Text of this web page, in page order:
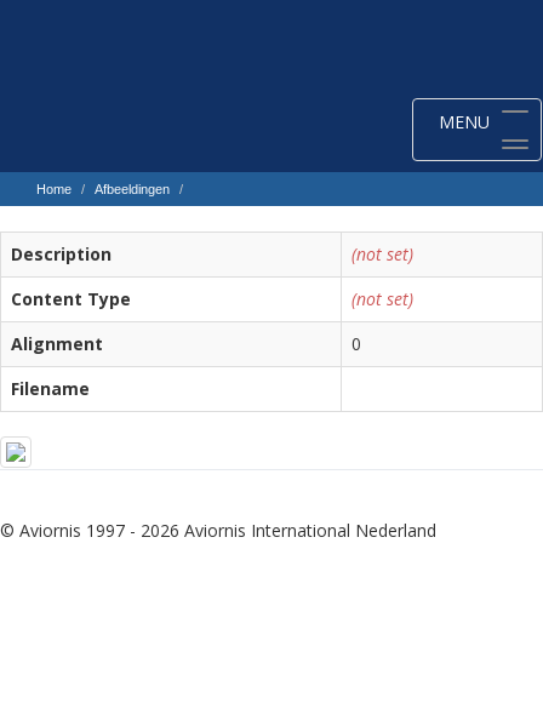
Toggle
navigation
MENU
Home Afbeeldingen
Description
(not set)
Content Type
(not set)
Alignment
0
Filename
© Aviornis 1997 - 2026 Aviornis International Nederland